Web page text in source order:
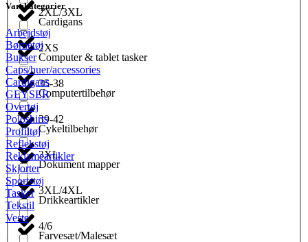
Cardigans
Computer & tablet tasker
Computertilbehør
Cykeltilbehør
Dokument mapper
Drikkeartikler
Farvesæt/Malesæt
2XL/3XL
2XS
35-38
39-42
3XL
3XL/4XL
4/6
Varekategorier
Arbejdstøj
Børnetøj
Bukser
Caps/huer/accessories
Cardigans
GEYSER
Overtøj
Poloshirts
Profiltøj
Reflekstøj
Reklameartikler
Skjorter
Sportstøj
Tasker
Tekstil
Veste